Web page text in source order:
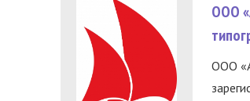
ООО
ООО